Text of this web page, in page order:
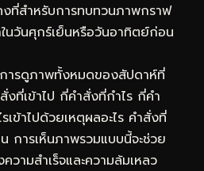
งที่สำหรับการทบทวนภาพกราฟ
นวันศุกร์เย็นหรือวันอาทิตย์ก่อน
การดูภาพทั้งหมดของสัปดาห์ที่
ที่เข้าไป กี่คำสั่งที่กำไร กี่คำ
ข้าไปด้วยเหตุผลอะไร คำสั่งที่
การเห็นภาพรวมแบบนี้จะช่วย
ความสำเร็จและความล้มเหลว